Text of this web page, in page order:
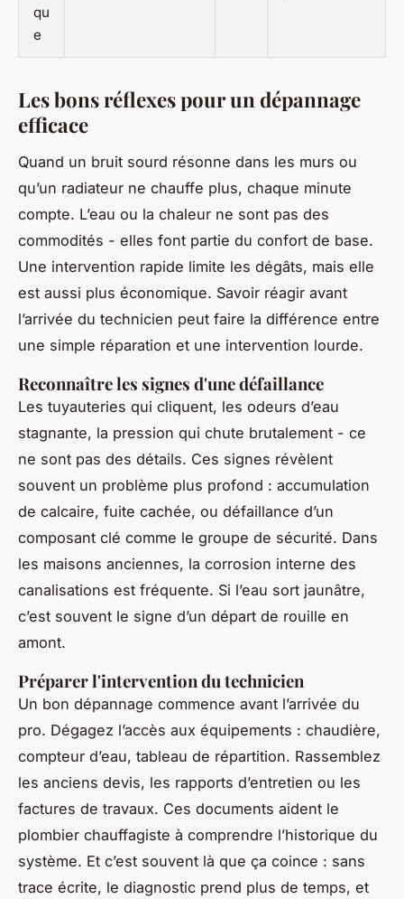
qu
e
Les bons réflexes pour un dépannage
efficace
Quand un bruit sourd résonne dans les murs ou
qu’un radiateur ne chauffe plus, chaque minute
compte. L’eau ou la chaleur ne sont pas des
commodités - elles font partie du confort de base.
Une intervention rapide limite les dégâts, mais elle
est aussi plus économique. Savoir réagir avant
l’arrivée du technicien peut faire la différence entre
une simple réparation et une intervention lourde.
Reconnaître les signes d'une défaillance
Les tuyauteries qui cliquent, les odeurs d’eau
stagnante, la pression qui chute brutalement - ce
ne sont pas des détails. Ces signes révèlent
souvent un problème plus profond : accumulation
de calcaire, fuite cachée, ou défaillance d’un
composant clé comme le groupe de sécurité. Dans
les maisons anciennes, la corrosion interne des
canalisations est fréquente. Si l’eau sort jaunâtre,
c’est souvent le signe d’un départ de rouille en
amont.
Préparer l'intervention du technicien
Un bon dépannage commence avant l’arrivée du
pro. Dégagez l’accès aux équipements : chaudière,
compteur d’eau, tableau de répartition. Rassemblez
les anciens devis, les rapports d’entretien ou les
factures de travaux. Ces documents aident le
plombier chauffagiste à comprendre l’historique du
système. Et c’est souvent là que ça coince : sans
trace écrite, le diagnostic prend plus de temps, et